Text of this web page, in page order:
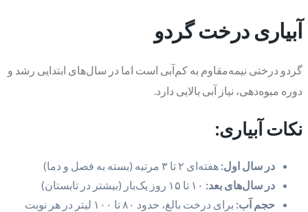
آبیاری درخت گردو
گردو درختی نیمه‌مقاوم به کم‌آبی است اما در سال‌های ابتدایی رشد و
دوره میوه‌دهی، نیاز آبی بالایی دارد.
نکات آبیاری:
در سال اول: هفته‌ای ۲ تا ۳ مرتبه (بسته به فصل و دما)
در سال‌های بعد:
حجم آب: برای درخت بالغ، حدود ۸۰ تا ۱۰۰ لیتر در هر نوبت